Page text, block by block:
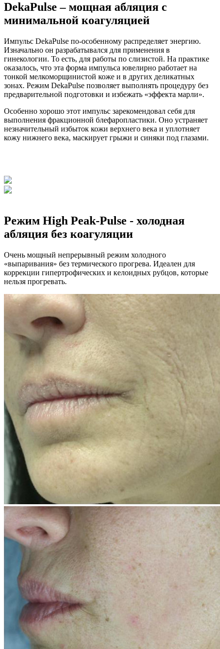
DekaPulse – мощная абляция с
минимальной коагуляцией
Импульс DekaPulse по-особенному распределяет энергию.
Изначально он разрабатывался для применения в
гинекологии. То есть, для работы по слизистой. На практике
оказалось, что эта форма импульса ювелирно работает на
тонкой мелкоморщинистой коже и в других деликатных
зонах. Режим DekaPulse позволяет выполнять процедуру без
предварительной подготовки и избежать «эффекта марли».
Особенно хорошо этот импульс зарекомендовал себя для
выполнения фракционной блефаропластики. Оно устраняет
незначительный избыток кожи верхнего века и уплотняет
кожу нижнего века, маскирует грыжи и синяки под глазами.
Режим High Peak-Pulse - холодная
абляция без коагуляции
Очень мощный непрерывный режим холодного
«выпаривания» без термического прогрева. Идеален для
коррекции гипертрофических и келоидных рубцов, которые
нельзя прогревать.